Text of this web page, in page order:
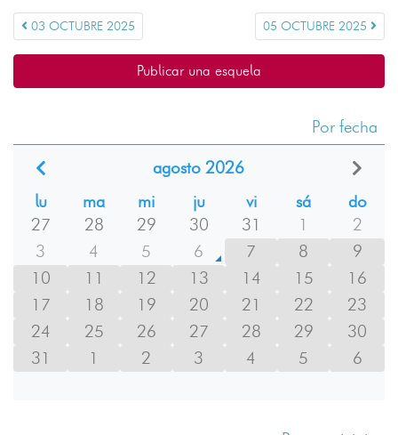
03 OCTUBRE 2025 05 OCTUBRE 2025
Publicar una esquela
Por fecha
agosto 2026
lu
ma mi ju vi sá
do
27
28 29 30 31 1
2
3
4 5 6 7 8
9
10
11 12 13 14 15
16
17
18 19 20 21 22
23
24
25 26 27 28 29
30
31
1 2 3 4 5 6